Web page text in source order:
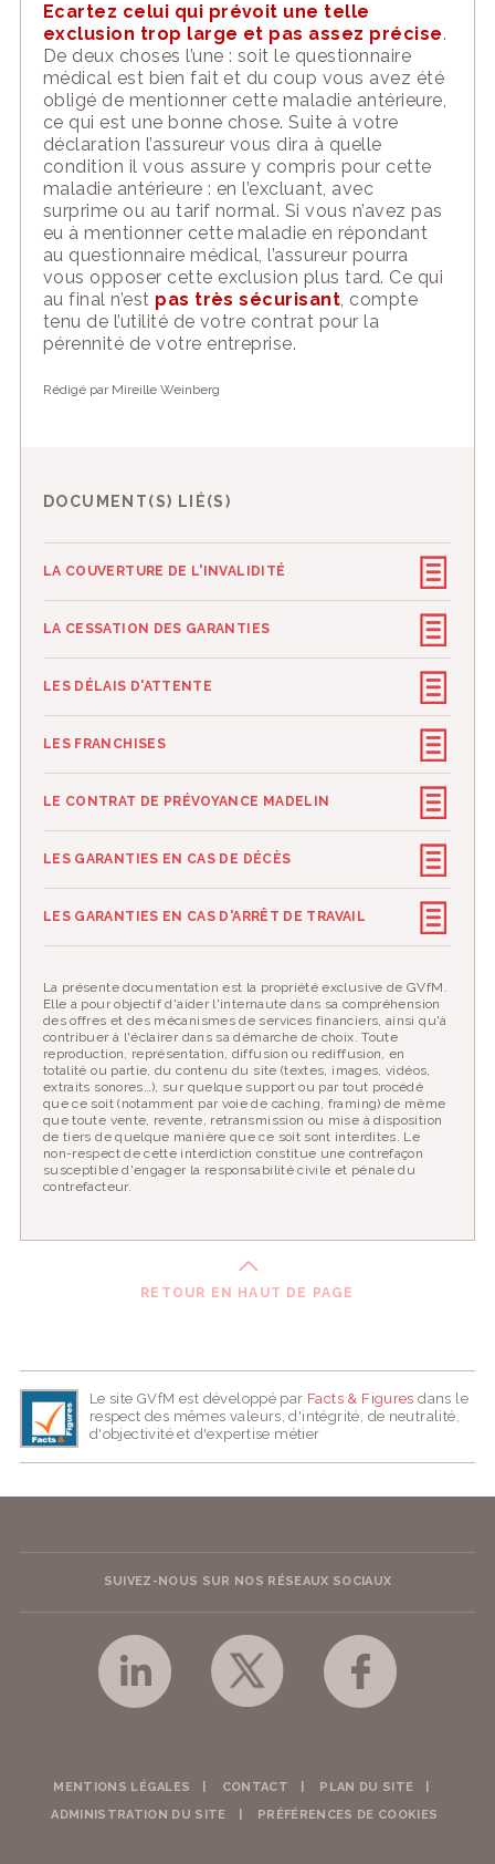
Ecartez celui qui prévoit une telle
exclusion trop large et pas assez précise.
De deux choses l’une : soit le questionnaire
médical est bien fait et du coup vous avez été
obligé de mentionner cette maladie antérieure,
ce qui est une bonne chose. Suite à votre
déclaration l’assureur vous dira à quelle
condition il vous assure y compris pour cette
maladie antérieure : en l’excluant, avec
surprime ou au tarif normal. Si vous n’avez pas
eu àmentionner cette maladie en répondant
au questionnaire médical, l’assureur pourra
vous opposer cette exclusion plus tard. Ce qui
au final n’est pas très sécurisant, compte
tenu de l’utilité de votre contrat pour la
pérennité de votre entreprise.
Rédigé par Mireille Weinberg
DOCUMENT(S) LIÉ(S)
LA COUVERTURE DE L'INVALIDITÉ
LA CESSATION DES GARANTIES
LES DÉLAIS D'ATTENTE
LES FRANCHISES
LE CONTRAT DE PRÉVOYANCE MADELIN
LES GARANTIES EN CAS DE DÉCÈS
LES GARANTIES EN CAS D'ARRÊT DE TRAVAIL
La présente documentation est la propriété exclusive de GVfM.
Elle a pour objectif d'aider l'internaute dans sa compréhension
des offres et des mécanismes de services financiers, ainsi qu'à
contribuer à l'éclairer dans sa démarche de choix. Toute
reproduction, représentation, diffusion ou rediffusion, en
totalité ou partie, du contenu du site (textes, images, vidéos,
extraits sonores…), sur quelque support ou par tout procédé
que ce soit (notamment par voie de caching, framing) de même
que toute vente, revente, retransmission ou mise à disposition
de tiers de quelque manière que ce soit sont interdites. Le
non-respect de cette interdiction constitue une contrefaçon
susceptible d'engager la responsabilité civile et pénale du
contrefacteur.
RETOUR EN HAUT DE PAGE
Le site GVfM est développé par Facts & Figures dans le
respect des mêmes valeurs, d'intégrité, de neutralité,
d'objectivité et d'expertise métier
SUIVEZ-NOUS SUR NOS RÉSEAUX SOCIAUX
MENTIONS LÉGALES CONTACT
PLAN DU SITE
ADMINISTRATION DU SITE
PRÉFÉRENCES DE COOKIES